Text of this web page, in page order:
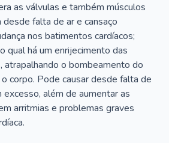
as válvulas e também músculos
desde falta de ar e cansaço
nos batimentos cardíacos;
qual há um enrijecimento das
atrapalhando o bombeamento do
corpo. Pode causar desde falta de
excesso, além de aumentar as
arritmias e problemas graves